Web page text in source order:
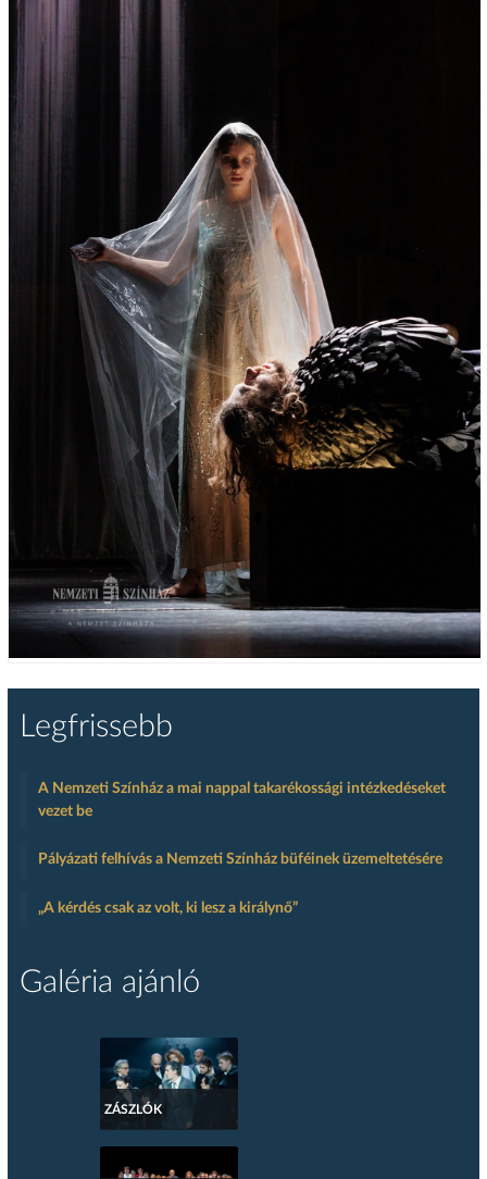
Legfrissebb
A Nemzeti Színház a mai nappal takarékossági intézkedéseket
vezet be
Pályázati felhívás a Nemzeti Színház büféinek üzemeltetésére
„A kérdés csak az volt, ki lesz a királynő”
Galéria ajánló
ZÁSZLÓK